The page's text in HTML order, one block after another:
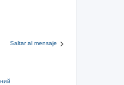
Saltar al mensaje